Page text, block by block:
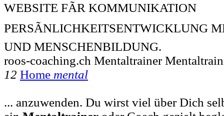
WEBSITE FÃR KOMMUNIKATION
PERSÃNLICHKEITSENTWICKLUNG
UND MENSCHENBILDUNG.
roos-coaching.ch Mentaltrainer
12 Home mental
... anzuwenden. Du wirst viel über Dich